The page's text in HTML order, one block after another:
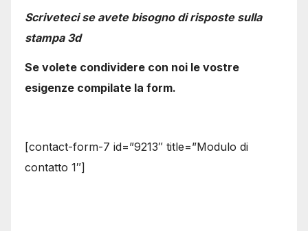
Scriveteci se avete bisogno di risposte sulla
stampa 3d
Se volete condividere con noi le vostre
esigenze compilate la form.
[contact-form-7 id=”9213″ title=”Modulo di
contatto 1″]